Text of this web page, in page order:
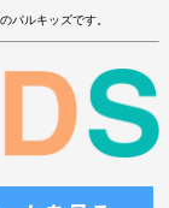
パルキッズです。